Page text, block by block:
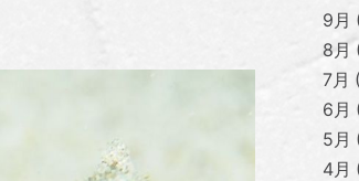
9月
8月
7月
6月
5月
4月